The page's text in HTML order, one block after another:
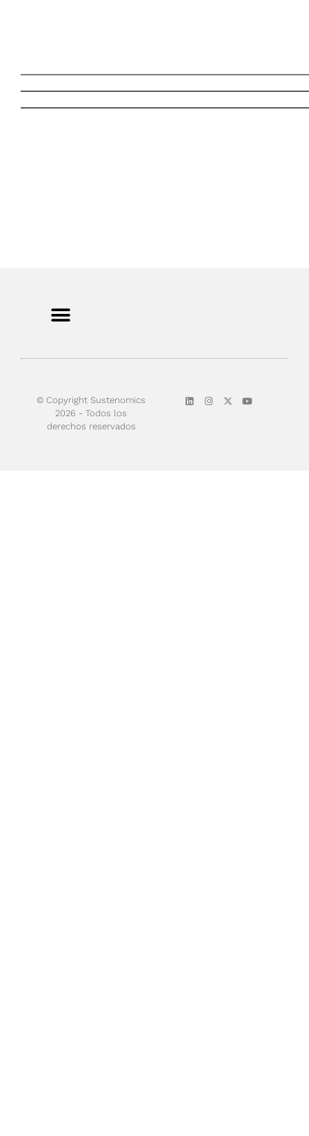
© Copyright Sustenomics
2026 - Todos los
derechos reservados